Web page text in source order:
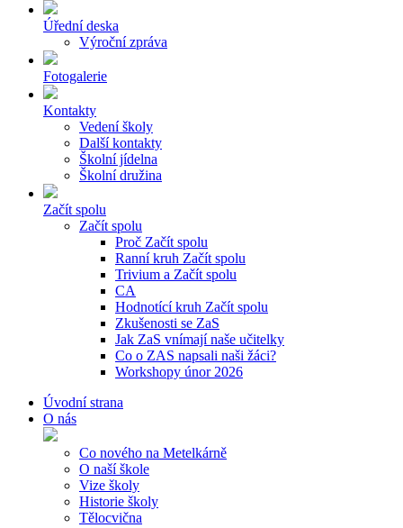
Úřední deska
Výroční zpráva
Fotogalerie
Kontakty
Vedení školy
Další kontakty
Školní jídelna
Školní družina
Začít spolu
Začít spolu
Proč Začít spolu
Ranní kruh Začít spolu
Trivium a Začít spolu
CA
Hodnotící kruh Začít spolu
Zkušenosti se ZaS
Jak ZaS vnímají naše učitelky
Co o ZAS napsali naši žáci?
Workshopy únor 2026
Úvodní strana
O nás
Co nového na Metelkárně
O naší škole
Vize školy
Historie školy
Tělocvična